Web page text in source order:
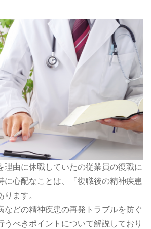
理由に休職していたの従業員の復職に
に心配なことは、「復職後の精神疾患
ます。
などの精神疾患の再発トラブルを防ぐ
うべきポイントについて解説しており